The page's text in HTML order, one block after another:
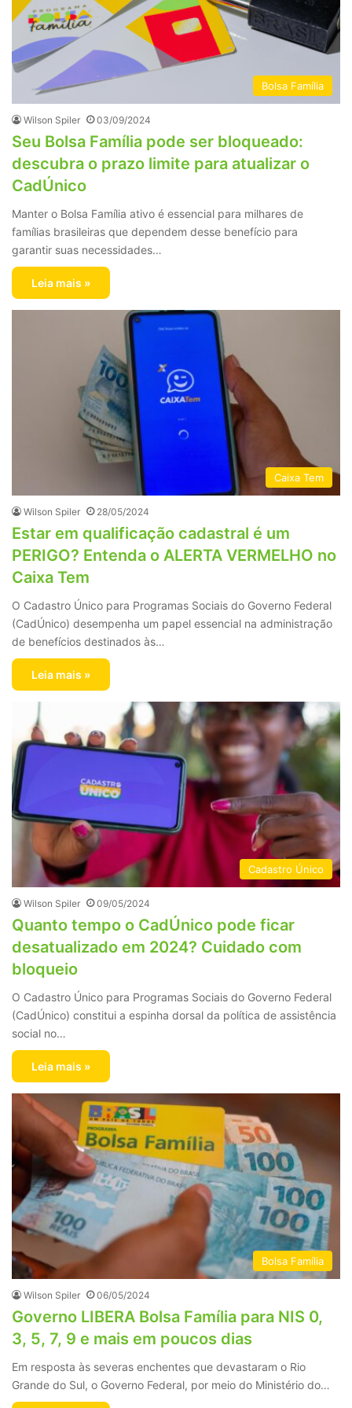
Bolsa Família
Wilson Spiler 03/09/2024
Seu Bolsa Família pode ser bloqueado:
descubra o prazo limite para atualizar o
CadÚnico
Manter o Bolsa Família ativo é essencial para milhares de
famílias brasileiras que dependem desse benefício para
garantir suas necessidades…
Leia mais »
Caixa Tem
Wilson Spiler 28/05/2024
Estar em qualificação cadastral é um
PERIGO? Entenda o ALERTA VERMELHO no
Caixa Tem
O Cadastro Único para Programas Sociais do Governo Federal
(CadÚnico) desempenha um papel essencial na administração
de benefícios destinados às…
Leia mais »
Cadastro Único
Wilson Spiler 09/05/2024
Quanto tempo o CadÚnico pode ficar
desatualizado em 2024? Cuidado com
bloqueio
O Cadastro Único para Programas Sociais do Governo Federal
(CadÚnico) constitui a espinha dorsal da política de assistência
social no…
Leia mais »
Bolsa Família
Wilson Spiler 06/05/2024
Governo LIBERA Bolsa Família para NIS 0,
3, 5, 7, 9 e mais em poucos dias
Em resposta às severas enchentes que devastaram o Rio
Grande do Sul, o Governo Federal, por meio do Ministério do…